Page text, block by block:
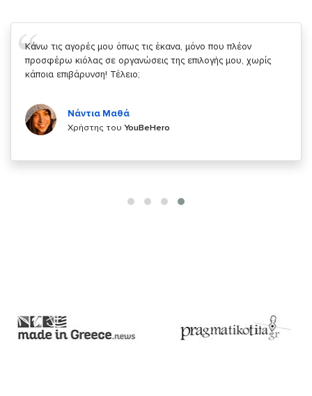
Σας ευχαριστώ που μας δίνετε την δυνατότητα να κάνουμε
κάτι!
Χρήστης τουYouBeHero